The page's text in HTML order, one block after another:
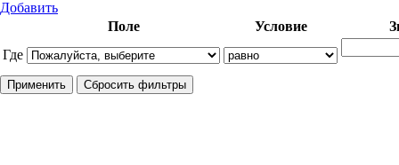
Добавить
Где
Поле Условие